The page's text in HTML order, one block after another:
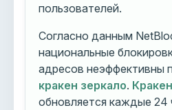
пользователей.
Согласно данным
национальные
адресов неэффективны
кракен зеркало.
обновляется каждые 24